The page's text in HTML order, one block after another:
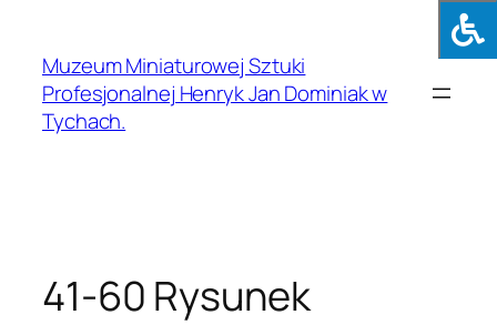
Muzeum Miniaturowej Sztuki
Profesjonalnej Henryk Jan Dominiak w
Tychach.
41-60 Rysunek